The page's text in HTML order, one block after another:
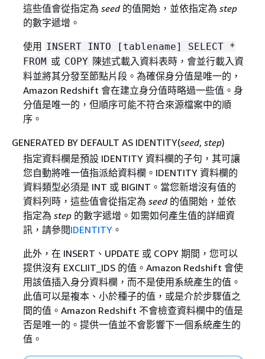
這些值會從指定為 seed的值開始，並依指定為 step
的數字遞增。
使用 INSERT INTO [tablename] SELECT *
FROM 或 COPY 陳述式載入資料表時，會並行載入資
料並將其分發至節點片段。為確保身分值是唯一的，
Amazon Redshift 會在建立身分值時略過一些值。身
分值是唯一的，但順序可能不符合來源檔案中的順
序。
GENERATED BY DEFAULT AS IDENTITY(seed, step)
指定資料欄是預設 IDENTITY 資料欄的子句，其可讓
您自動將唯一值指派給資料欄。IDENTITY 資料欄的
資料類型必須是 INT 或 BIGINT。當您新增沒有值的
資料列時，這些值會從指定為 seed的值開始，並依
指定為 step的數字遞增。如需如何產生值的詳細資
訊，請參閱IDENTITY。
此外，在 INSERT、UPDATE 或 COPY 期間，您可以
提供沒有 EXCLIIT_IDS 的值。Amazon Redshift 會使
用該值插入身分資料欄，而不是使用系統產生的值。
此值可以是複本、小於種子的值，或是介於步驟值之
間的值。Amazon Redshift 不會檢查資料欄中的值是
否是唯一的。提供一值並不會影響下一個系統產生的
值。